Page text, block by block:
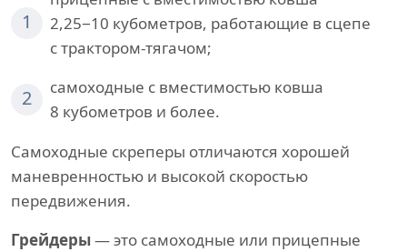
1
2,25−10 кубометров, работающие в сцепе
с трактором-тягачом;
2
самоходные с вместимостью ковша
8 кубометров и более.
Самоходные скреперы отличаются хорошей
маневренностью и высокой скоростью
передвижения.
Грейдеры — это самоходные или прицепные